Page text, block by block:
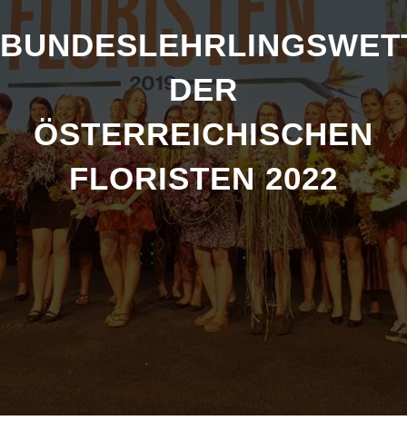
DER
ÖSTERREICHISCHEN
FLORISTEN 2022